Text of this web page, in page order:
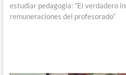
estudiar pedagogía: “El verdadero
remuneraciones del profesorado”